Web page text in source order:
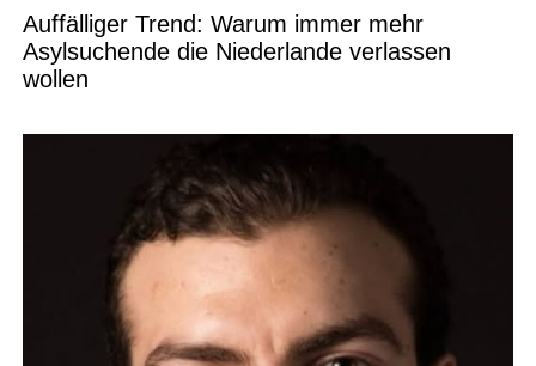
Auffälliger Trend: Warum immer mehr
Asylsuchende die Niederlande verlassen
wollen